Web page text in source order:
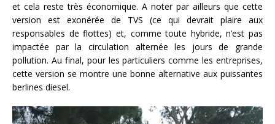
et cela reste très économique. A noter par ailleurs que cette
version est exonérée de TVS (ce qui devrait plaire aux
responsables de flottes) et, comme toute hybride, n’est pas
impactée par la circulation alternée les jours de grande
pollution. Au final, pour les particuliers comme les entreprises,
cette version se montre une bonne alternative aux puissantes
berlines diesel.